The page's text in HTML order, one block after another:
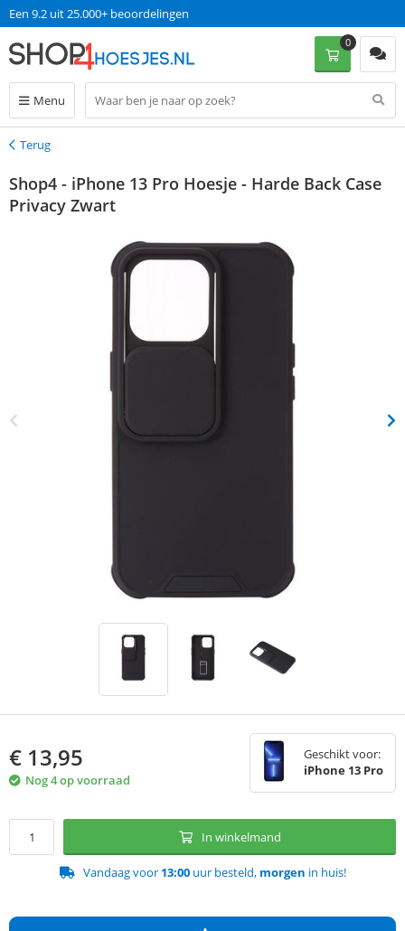
Een 9.2 uit 25.000+ beoordelingen
Menu
0
Terug
Terug
Shop4 - iPhone 13 Pro Hoesje - Harde Back Case
Privacy Zwart
€ 13,95
Nog 4 op voorraad
Geschikt voor:
iPhone 13 Pro
In winkelmand
Vandaag voor 13:00uur besteld, morgen in huis!